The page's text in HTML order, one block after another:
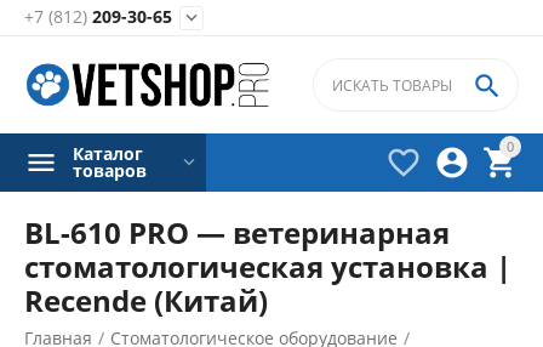
+7 (812) 209-30-65 
0




Каталог
товаров
BL-610 PRO — ветеринарная
стоматологическая установка |
Recende (Китай)
Главная / Стоматологическое оборудование /